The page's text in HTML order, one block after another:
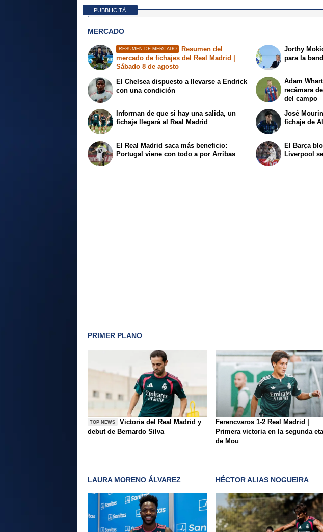
PUBBLICITÀ
MERCADO
RESUMEN DE MERCADO
Resumen del
mercado de fichajes del Real Madrid |
Sábado 8 de agosto
El Chelsea dispuesto a llevarse a Endrick
con una condición
Jorthy
para la
Adam
recámara
del campo
Informan de que si hay una salida, un
fichaje llegará al Real Madrid
El Real Madrid saca más beneficio:
Portugal viene con todo a por Arribas
José
fichaje de
El Barça
Liverpool
PRIMER PLANO
TOP NEWS
Victoria del Real Madrid y
debut de Bernardo Silva
Ferencvaros 1-2 Real Madrid |
Primera victoria en la segunda
de Mou
LAURA MORENO ÁLVAREZ HÉCTOR ALIAS NOGUEIRA